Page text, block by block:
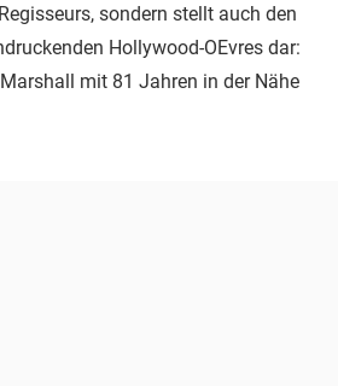
sondern stellt auch den
Hollywood-OEvres dar:
mit 81 Jahren in der Nähe